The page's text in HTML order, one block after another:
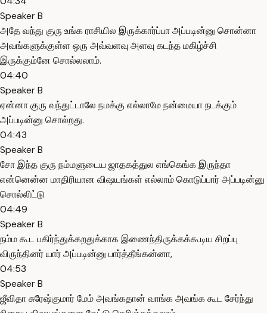
Speaker B
அதே வந்து குரு உங்க ராசியில இருக்கார்ப்பா அப்படின்னு சொன்னா
அவங்களுக்குள்ள ஒரு அவ்வளவு அளவு கடந்த மகிழ்ச்சி
இருக்கும்னே சொல்லலாம்.
04:40
Speaker B
ஏன்னா குரு வந்துட்டாலே நமக்கு எல்லாமே நன்மையா நடக்கும்
அப்படின்னு சொல்றது.
04:43
Speaker B
சோ இந்த குரு நம்மளுடைய ஜாதகத்துல எங்கெங்க இருந்தா
என்னென்ன மாதிரியான விஷயங்கள் எல்லாம் கொடுப்பார் அப்படின்னு
சொல்லிட்டு
04:49
Speaker B
நம்ம கூட பகிர்ந்துக்கறதுக்காக இணைந்திருக்கக்கூடிய சிறப்பு
விருந்தினர் யார் அப்படின்னு பார்த்தீங்கன்னா,
04:53
Speaker B
ஜீவிதா சுரேஷ்குமார் மேம் அவங்கதான் வாங்க அவங்க கூட சேர்ந்து